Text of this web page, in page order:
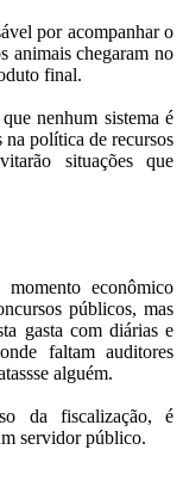
por acompanhar o
animais chegaram no
final.
nenhum sistema é
na política de recursos
situações que
econômico
públicos, mas
gasta com diárias e
faltam auditores
alguém.
da fiscalização, é
servidor público.